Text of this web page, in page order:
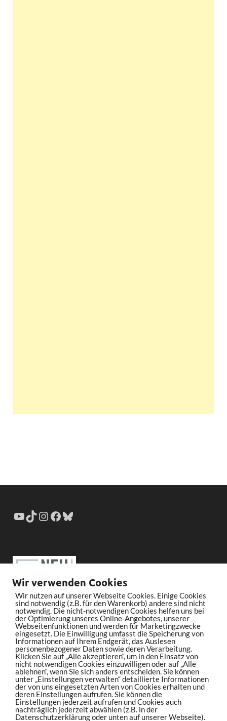
Wir verwenden Cookies
Wir nutzen auf unserer Webseite Cookies. Einige Cookies
sind notwendig (z.B. für den Warenkorb) andere sind nicht
notwendig. Die nicht-notwendigen Cookies helfen uns bei
der Optimierung unseres Online-Angebotes, unserer
Webseitenfunktionen und werden für Marketingzwecke
eingesetzt. Die Einwilligung umfasst die Speicherung von
Informationen auf Ihrem Endgerät, das Auslesen
personenbezogener Daten sowie deren Verarbeitung.
Klicken Sie auf „Alle akzeptieren“, um in den Einsatz von
nicht notwendigen Cookies einzuwilligen oder auf „Alle
ablehnen“, wenn Sie sich anders entscheiden. Sie können
unter „Einstellungen verwalten“ detaillierte Informationen
der von uns eingesetzten Arten von Cookies erhalten und
deren Einstellungen aufrufen. Sie können die
Einstellungen jederzeit aufrufen und Cookies auch
nachträglich jederzeit abwählen (z.B. in der
Datenschutzerklärung oder unten auf unserer Webseite).